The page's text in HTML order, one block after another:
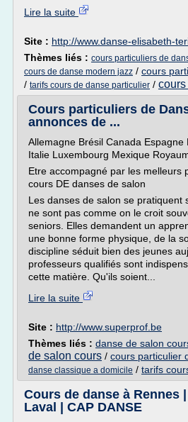
Lire la suite
Site : http://www.danse-elisabeth-
Thèmes liés : cours particuliers de
cours de danse modern jazz / cours
/ tarifs cours de danse particulier /
Cours particuliers de
annonces de ...
Allemagne Brésil Canada Espagne
Italie Luxembourg Mexique
Etre accompagné par les melleurs
cours DE danses de salon
Les danses de salon se pratiquent
ne sont pas comme on le croit
seniors. Elles demandent un
une bonne forme physique, de la
discipline séduit bien des jeunes
professeurs qualifiés sont
cette matière. Qu'ils soient...
Lire la suite
Site : http://www.superprof.be
Thèmes liés : danse de salon
de salon cours / cours particulier
danse classique a domicile / tarifs
Cours de danse à Rennes
Laval | CAP DANSE